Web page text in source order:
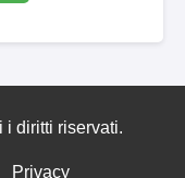
i diritti riservati.
Privacy